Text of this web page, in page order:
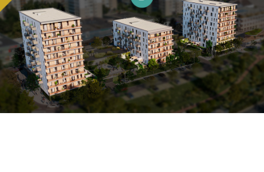
Novinky
Postup koupě a financování
LOKALITA
CENÍK
Byty